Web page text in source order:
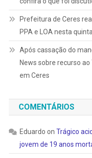
Prefeitura de Ceres
PPA e LOA nesta
Após cassação do
News sobre recurso
em Ceres
COMENTÁRIOS
Eduardo on Trágico
jovem de 19 anos